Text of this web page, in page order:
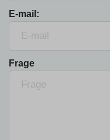
E-mail:
Frage